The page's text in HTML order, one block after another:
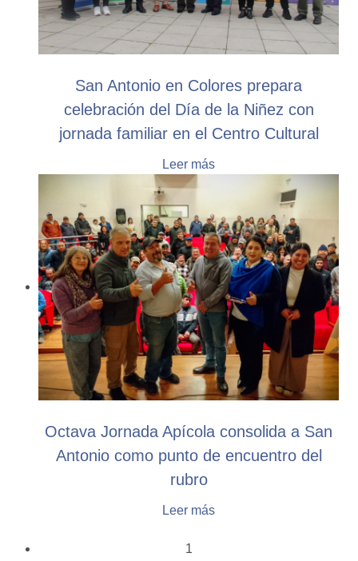
San Antonio en Colores prepara
celebración del Día de la Niñez con
jornada familiar en el Centro Cultural
Leer más
Octava Jornada Apícola consolida a San
Antonio como punto de encuentro del
rubro
Leer más
1